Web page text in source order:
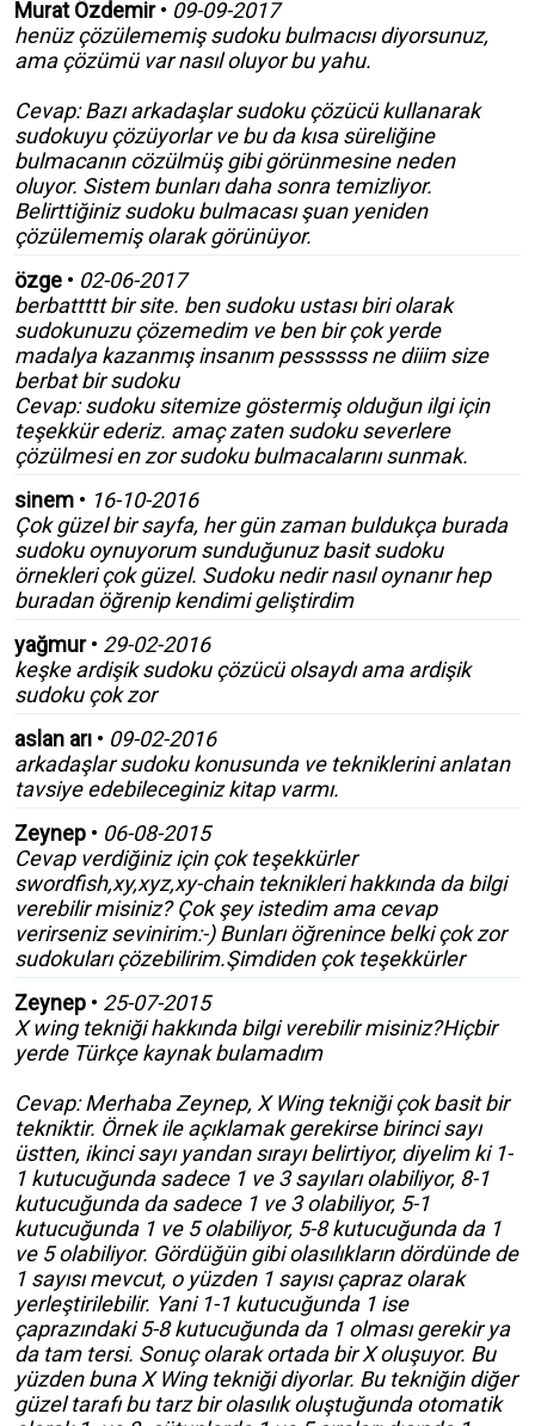
Murat Özdemir• 09-09-2017
henüz çözülememiş sudoku bulmacısı diyorsunuz,
ama çözümü var nasıl oluyor bu yahu.
Cevap: Bazı arkadaşlar sudoku çözücü kullanarak
sudokuyu çözüyorlar ve bu da kısa süreliğine
bulmacanın cözülmüş gibi görünmesine neden
oluyor. Sistem bunları daha sonra temizliyor.
Belirttiğiniz sudoku bulmacası şuan yeniden
çözülememiş olarak görünüyor.
özge • 02-06-2017
berbattttt bir site. ben sudoku ustası biri olarak
sudokunuzu çözemedim ve ben bir çok yerde
madalya kazanmış insanım pessssss ne diiim size
berbat bir sudoku
Cevap: sudoku sitemize göstermiş olduğun ilgi için
teşekkür ederiz. amaç zaten sudoku severlere
çözülmesi en zor sudoku bulmacalarını sunmak.
sinem • 16-10-2016
Çok güzel bir sayfa, her gün zaman buldukça burada
sudoku oynuyorum sunduğunuz basit sudoku
örnekleri çok güzel. Sudoku nedir nasıl oynanır hep
buradan öğrenip kendimi geliştirdim
yağmur• 29-02-2016
keşke ardişik sudoku çözücü olsaydı ama ardişik
sudoku çok zor
aslan arı • 09-02-2016
arkadaşlar sudoku konusunda ve tekniklerini anlatan
tavsiye edebileceginiz kitap varmı.
Zeynep • 06-08-2015
Cevap verdiğiniz için çok teşekkürler
swordfish,xy,xyz,xy-chain teknikleri hakkında da bilgi
verebilir misiniz? Çok şey istedim ama cevap
verirseniz sevinirim:-) Bunları öğrenince belki çok zor
sudokuları çözebilirim.Şimdiden çok teşekkürler
Zeynep • 25-07-2015
X wing tekniği hakkında bilgi verebilir misiniz?Hiçbir
yerde Türkçe kaynak bulamadım
Cevap: Merhaba Zeynep, X Wing tekniği çok basit bir
tekniktir. Örnek ile açıklamak gerekirse birinci sayı
üstten, ikinci sayı yandan sırayı belirtiyor, diyelim ki 1-
1 kutucuğunda sadece 1 ve 3 sayıları olabiliyor, 8-1
kutucuğunda da sadece 1 ve 3 olabiliyor, 5-1
kutucuğunda 1 ve 5 olabiliyor, 5-8 kutucuğunda da 1
ve 5 olabiliyor. Gördüğün gibi olasılıkların dördünde de
1 sayısı mevcut, o yüzden 1 sayısı çapraz olarak
yerleştirilebilir. Yani 1-1 kutucuğunda 1 ise
çaprazındaki 5-8 kutucuğunda da 1 olması gerekir ya
da tam tersi. Sonuç olarak ortada bir X oluşuyor. Bu
yüzden buna X Wing tekniği diyorlar. Bu tekniğin diğer
güzel tarafı bu tarz bir olasılık oluştuğunda otomatik